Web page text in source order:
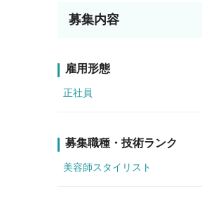
募集内容
雇用形態
正社員
募集職種・技術ランク
美容師スタイリスト